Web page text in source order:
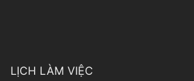
LỊCH LÀM VIỆC